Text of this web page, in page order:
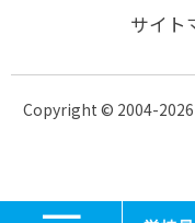
サイト
Copyright © 2004-